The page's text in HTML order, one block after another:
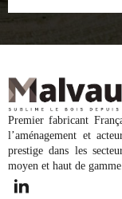
Premier fabricant
l’aménagement et
prestige dans les
moyen et haut de gamme.